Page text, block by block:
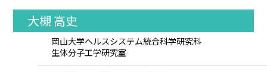
大槻 高史
岡山大学ヘルスシステム統合科学研究科
生体分子工学研究室